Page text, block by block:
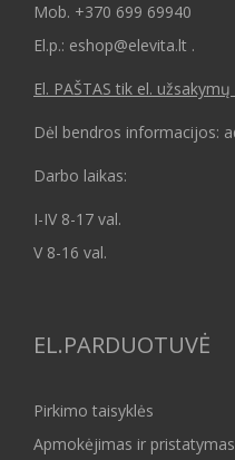
Mob. +370 699 69940
El.p.: eshop@elevita.lt .
El. PAŠTAS tik el.
Dėl bendros informacijos:
Darbo laikas:
I-IV 8-17 val.
V 8-16 val.
EL.PARDUOTUVĖ
Pirkimo taisyklės
Apmokėjimas ir pristatymas